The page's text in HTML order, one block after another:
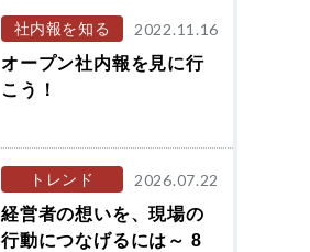
社内報を知る
2022.11.16
オープン社内報を見に行
こう！
トレンド
2026.07.22
経営者の想いを、現場の
行動につなげるには～ 8